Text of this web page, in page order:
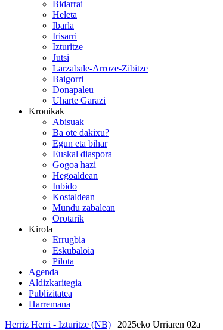
Bidarrai
Heleta
Ibarla
Irisarri
Izturitze
Jutsi
Larzabale-Arroze-Zibitze
Baigorri
Donapaleu
Uharte Garazi
Kronikak
Abisuak
Ba ote dakixu?
Egun eta bihar
Euskal diaspora
Gogoa hazi
Hegoaldean
Inbido
Kostaldean
Mundu zabalean
Orotarik
Kirola
Errugbia
Eskubaloia
Pilota
Agenda
Aldizkaritegia
Publizitatea
Harremana
Herriz Herri - Izturitze (NB) | 2025eko Urriaren 02a